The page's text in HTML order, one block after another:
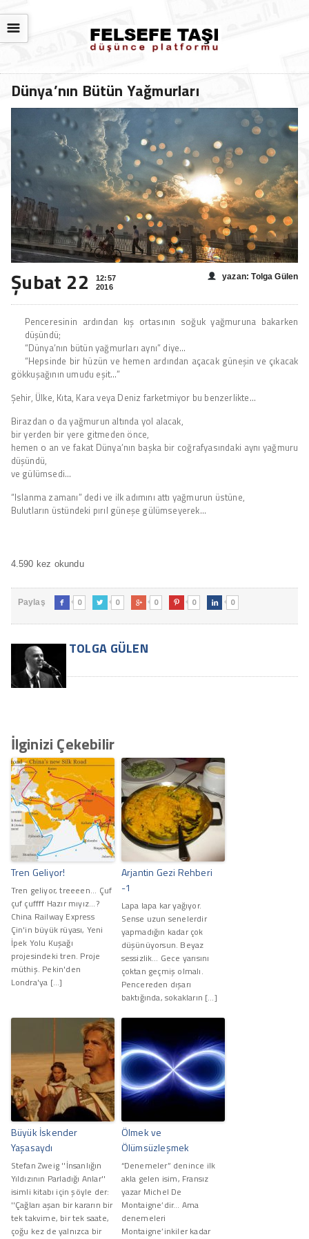
☰
Dünya’nın Bütün Yağmurları
Şubat 22
12:57
2016
yazan: Tolga Gülen
Penceresinin ardından kış ortasının soğuk yağmuruna bakarken
düşündü;
“Dünya’nın bütün yağmurları aynı” diye…
“Hepsinde bir hüzün ve hemen ardından açacak güneşin ve çıkacak
gökkuşağının umudu eşit…”
Şehir, Ülke, Kıta, Kara veya Deniz farketmiyor bu benzerlikte…
Birazdan o da yağmurun altında yol alacak,
bir yerden bir yere gitmeden önce,
hemen o an ve fakat Dünya’nın başka bir coğrafyasındaki aynı yağmuru
düşündü,
ve gülümsedi…
“Islanma zamanı” dedi ve ilk adımını attı yağmurun üstüne,
Bulutların üstündeki pırıl güneşe gülümseyerek…
4.590 kez okundu
Paylaş  0  0  0  0  0
TOLGA GÜLEN
İlginizi Çekebilir
Tren Geliyor!
Tren geliyor, treeeen... Çuf
çuf çuffff Hazır mıyız...?
China Railway Express
Çin'in büyük rüyası, Yeni
İpek Yolu Kuşağı
projesindeki tren. Proje
müthiş. Pekin'den
Londra'ya […]
Arjantin Gezi Rehberi
-1
Lapa lapa kar yağıyor.
Sense uzun senelerdir
yapmadığın kadar çok
düşünüyorsun. Beyaz
sessizlik… Gece yarısını
çoktan geçmiş olmalı.
Pencereden dışarı
baktığında, sokakların […]
Büyük İskender
Yaşasaydı
Stefan Zweig ''İnsanlığın
Yıldızının Parladığı Anlar''
isimli kitabı için şöyle der:
''Çağları aşan bir kararın bir
tek takvime, bir tek saate,
çoğu kez de yalnızca bir
Ölmek ve
Ölümsüzleşmek
“Denemeler” denince ilk
akla gelen isim, Fransız
yazar Michel De
Montaigne’dir… Ama
denemeleri
Montaigne’inkiler kadar